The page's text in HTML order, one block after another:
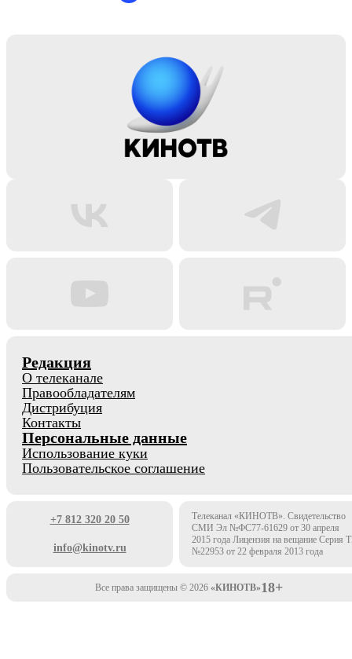
Редакция
О телеканале
Правообладателям
Дистрибуция
Контакты
Персональные данные
Использование куки
Пользовательское соглашение
+7 812 320 20 50
info@kinotv.ru
Телеканал «КИНОТВ». Свидетельство
СМИ Эл №ФС77-61629 от 30 апреля
2015 года Лицензия на вещание Серия
№22953 от 22 февраля 2013 года
Все права защищены © 2026 «КИНОТВ»18+